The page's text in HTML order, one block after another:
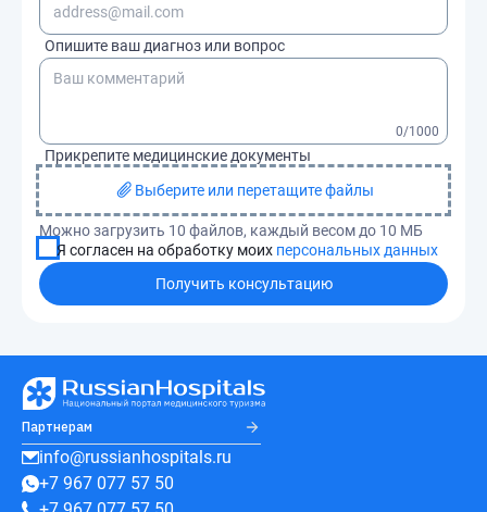
Опишите ваш диагноз или вопрос
0/1000
Прикрепите медицинские документы
Выберите или перетащите файлы
Можно загрузить 10 файлов, каждый весом до 10 МБ
Я согласен на обработку моих персональных данных
Получить консультацию
Партнерам
info@russianhospitals.ru
+7 967 077 57 50